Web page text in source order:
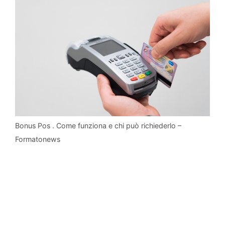
Bonus Pos . Come funziona e chi può richiederlo –
Formatonews